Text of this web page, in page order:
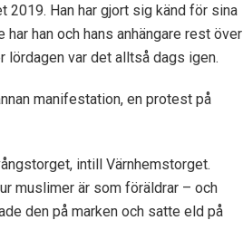
Han har gjort sig känd för sina
han och hans anhängare rest över
lördagen var det alltså dags igen.
manifestation, en protest på
intill Värnhemstorget.
muslimer är som föräldrar – och
den på marken och satte eld på